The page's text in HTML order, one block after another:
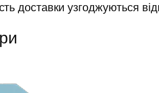
доставки узгоджуються